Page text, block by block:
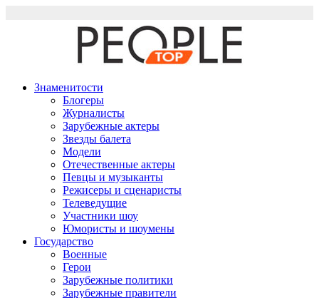
Знаменитости
Блогеры
Журналисты
Зарубежные актеры
Звезды балета
Модели
Отечественные актеры
Певцы и музыканты
Режисеры и сценаристы
Телеведущие
Участники шоу
Юмористы и шоумены
Государство
Военные
Герои
Зарубежные политики
Зарубежные правители